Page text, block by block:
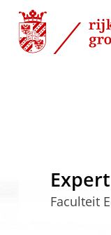
Skip
Content
Skip
Navigation
Faculteit